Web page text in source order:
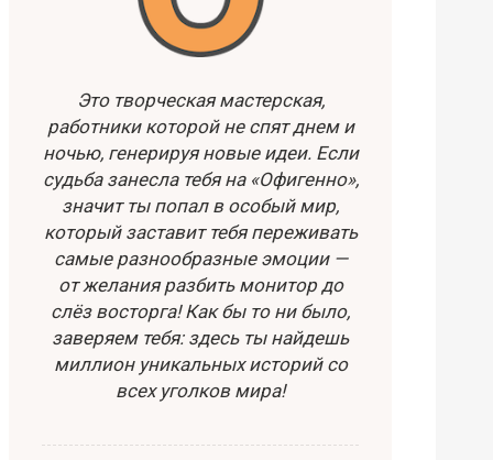
Это творческая мастерская,
работники которой не спят днем и
ночью, генерируя новые идеи. Если
судьба занесла тебя на «Офигенно»,
значит ты попал в особый мир,
который заставит тебя переживать
самые разнообразные эмоции —
от желания разбить монитор до
слёз восторга! Как бы то ни было,
заверяем тебя: здесь ты найдешь
миллион уникальных историй со
всех уголков мира!